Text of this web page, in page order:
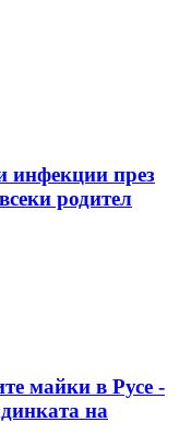
инфекции през
родител
майки в Русе -
на